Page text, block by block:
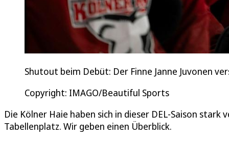
Shutout beim Debüt: Der Finne Janne Juvonen
Copyright: IMAGO/Beautiful Sports
Die Kölner Haie haben sich in dieser DEL-Saison
Tabellenplatz. Wir geben einen Überblick.